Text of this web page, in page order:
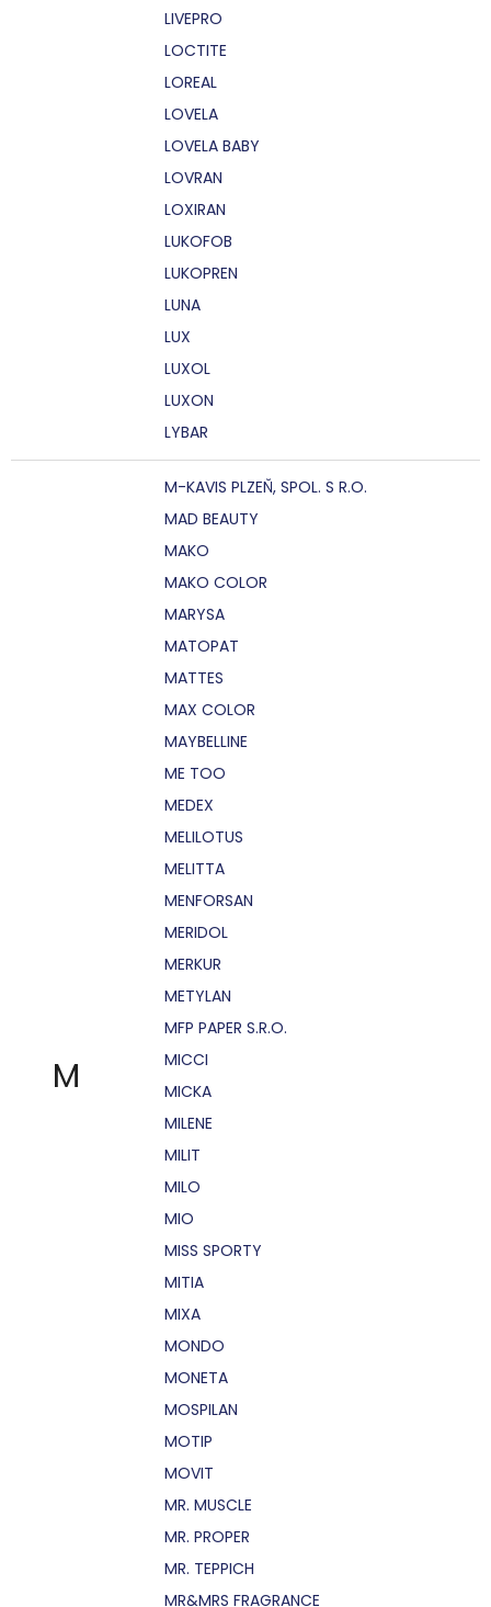
LIVEPRO
LOCTITE
LOREAL
LOVELA
LOVELA BABY
LOVRAN
LOXIRAN
LUKOFOB
LUKOPREN
LUNA
LUX
LUXOL
LUXON
LYBAR
M
M-KAVIS PLZEŇ, SPOL. S R.O.
MAD BEAUTY
MAKO
MAKO COLOR
MARYSA
MATOPAT
MATTES
MAX COLOR
MAYBELLINE
ME TOO
MEDEX
MELILOTUS
MELITTA
MENFORSAN
MERIDOL
MERKUR
METYLAN
MFP PAPER S.R.O.
MICCI
MICKA
MILENE
MILIT
MILO
MIO
MISS SPORTY
MITIA
MIXA
MONDO
MONETA
MOSPILAN
MOTIP
MOVIT
MR. MUSCLE
MR. PROPER
MR. TEPPICH
MR&MRS FRAGRANCE